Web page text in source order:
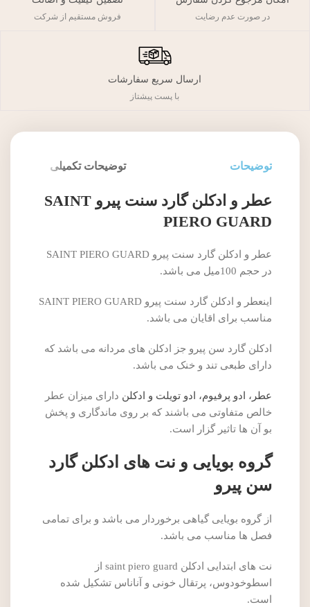
در صورت عدم رضایت فروش مستقیم از شرکت
ارسال سریع سفارشات
با پست پیشتاز
توضیحات توضیحات تکمیلی
عطر و ادکلن گارد سنت پیرو SAINT
PIERO GUARD
عطر و ادکلن گارد سنت پیرو SAINT PIERO GUARD
در حجم 100میل می باشد.
اینعطر و ادکلن گارد سنت پیرو SAINT PIERO GUARD
مناسب برای اقایان می باشد.
ادکلن گارد سن پیرو جز ادکلن های مردانه می باشد که
دارای طبعی تند و خنک می باشد.
عطر، ادو پرفیوم، ادو تویلت و ادکلن دارای میزان عطر
خالص متفاوتی می باشند که بر روی ماندگاری و پخش
بو آن ها تاثیر گزار است.
گروه بویایی و نت های ادکلن گارد
سن پیرو
از گروه بویایی گیاهی برخوردار می باشد و برای تمامی
فصل ها مناسب می باشد.
نت های ابتدایی ادکلن saint piero guard از
اسطوخودوس، پرتقال خونی و آناناس تشکیل شده
است.